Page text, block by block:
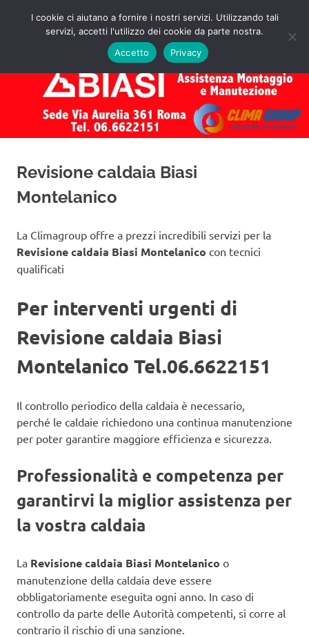
Assistenza
Caldaie
Biasi
Roma
Preventivo!
MENU
Revisione caldaia Biasi
Montelanico
La Climagroup offre a prezzi incredibili servizi per la
Revisione caldaia Biasi Montelanico con tecnici
qualificati
Per interventi urgenti di
Revisione caldaia Biasi
Montelanico Tel.06.6622151
Il controllo periodico della caldaia è necessario,
perché le caldaie richiedono una continua manutenzione
per poter garantire maggiore efficienza e sicurezza.
Professionalità e competenza per
garantirvi la miglior assistenza per
la vostra caldaia
La Revisione caldaia Biasi Montelanico o
manutenzione della caldaia deve essere
obbligatoriamente eseguita ogni anno. In caso di
controllo da parte delle Autorità competenti, si corre al
contrario il rischio di una sanzione.
I cookie ci aiutano a fornire i nostri servizi. Utilizzando tali
servizi, accetti l'utilizzo dei cookie da parte nostra.
Accetto
Privacy